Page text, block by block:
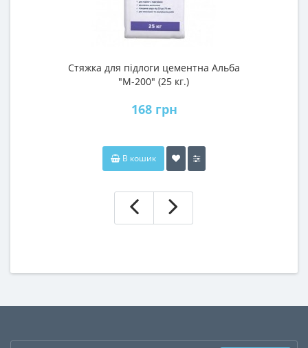
Стяжка для підлоги цементна Альба
"М-200" (25 кг.)
168 грн
В кошик